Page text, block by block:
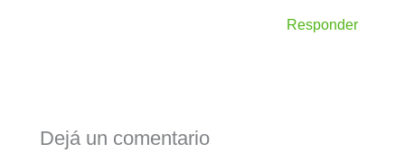
Responder
Dejá un comentario